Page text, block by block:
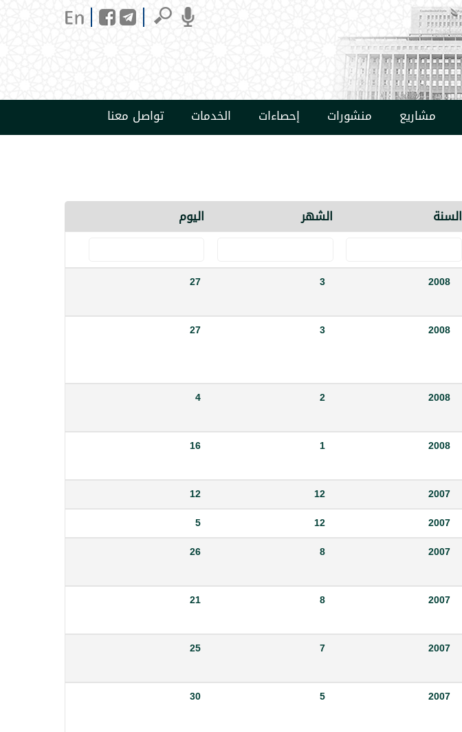
مشاريع منشورات إحصاءات الخدمات تواصل معنا
السنة الشهر اليوم
2008
3
27
2008
3
27
2008
2
4
2008
1
16
2007
12
12
2007
12
5
2007
8
26
2007
8
21
2007
7
25
2007
5
30